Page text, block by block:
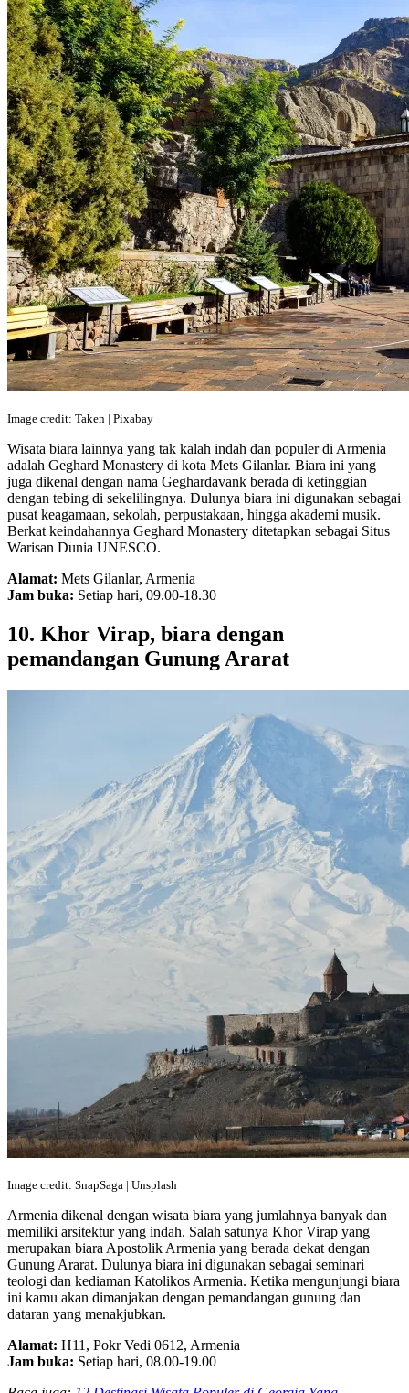
Image credit: Taken | Pixabay
Wisata biara lainnya yang tak kalah indah dan populer di Armenia
adalah Geghard Monastery di kota Mets Gilanlar. Biara ini yang
juga dikenal dengan nama Geghardavank berada di ketinggian
dengan tebing di sekelilingnya. Dulunya biara ini digunakan sebagai
pusat keagamaan, sekolah, perpustakaan, hingga akademi musik.
Berkat keindahannya Geghard Monastery ditetapkan sebagai Situs
Warisan Dunia UNESCO.
Alamat: Mets Gilanlar, Armenia
Jam buka: Setiap hari, 09.00-18.30
10. Khor Virap, biara dengan
pemandangan Gunung Ararat
Image credit: SnapSaga | Unsplash
Armenia dikenal dengan wisata biara yang jumlahnya banyak dan
memiliki arsitektur yang indah. Salah satunya Khor Virap yang
merupakan biara Apostolik Armenia yang berada dekat dengan
Gunung Ararat. Dulunya biara ini digunakan sebagai seminari
teologi dan kediaman Katolikos Armenia. Ketika mengunjungi biara
ini kamu akan dimanjakan dengan pemandangan gunung dan
dataran yang menakjubkan.
Alamat: H11, Pokr Vedi 0612, Armenia
Jam buka: Setiap hari, 08.00-19.00